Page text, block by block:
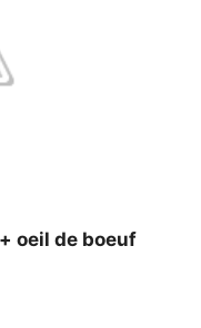
oeil de boeuf